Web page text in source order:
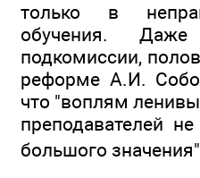
только в
обучения.
подкомиссии,
реформе А.И.
что "воплям
преподавателей
большого значения"